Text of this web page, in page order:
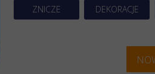
ZNICZE DEKORACJE